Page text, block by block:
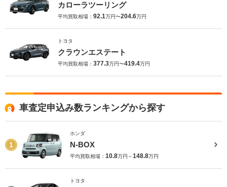
カローラツーリング
平均買取相場： 92.1万円〜204.6万円
トヨタ
クラウンエステート
平均買取相場： 377.3万円〜419.4万円
車査定申込み数ランキングから探す
1
ホンダ
N-BOX
平均買取相場： 10.8万円～148.8万円
トヨタ